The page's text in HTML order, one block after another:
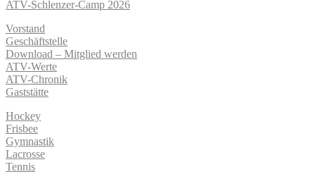
ATV-Schlenzer-Camp 2026
Vorstand
Geschäftstelle
Download – Mitglied werden
ATV-Werte
ATV-Chronik
Gaststätte
Hockey
Frisbee
Gymnastik
Lacrosse
Tennis